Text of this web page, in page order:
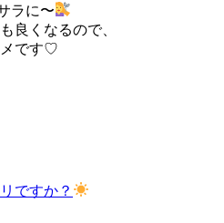
ラに〜
良くなるので、
メです♡
ですか？